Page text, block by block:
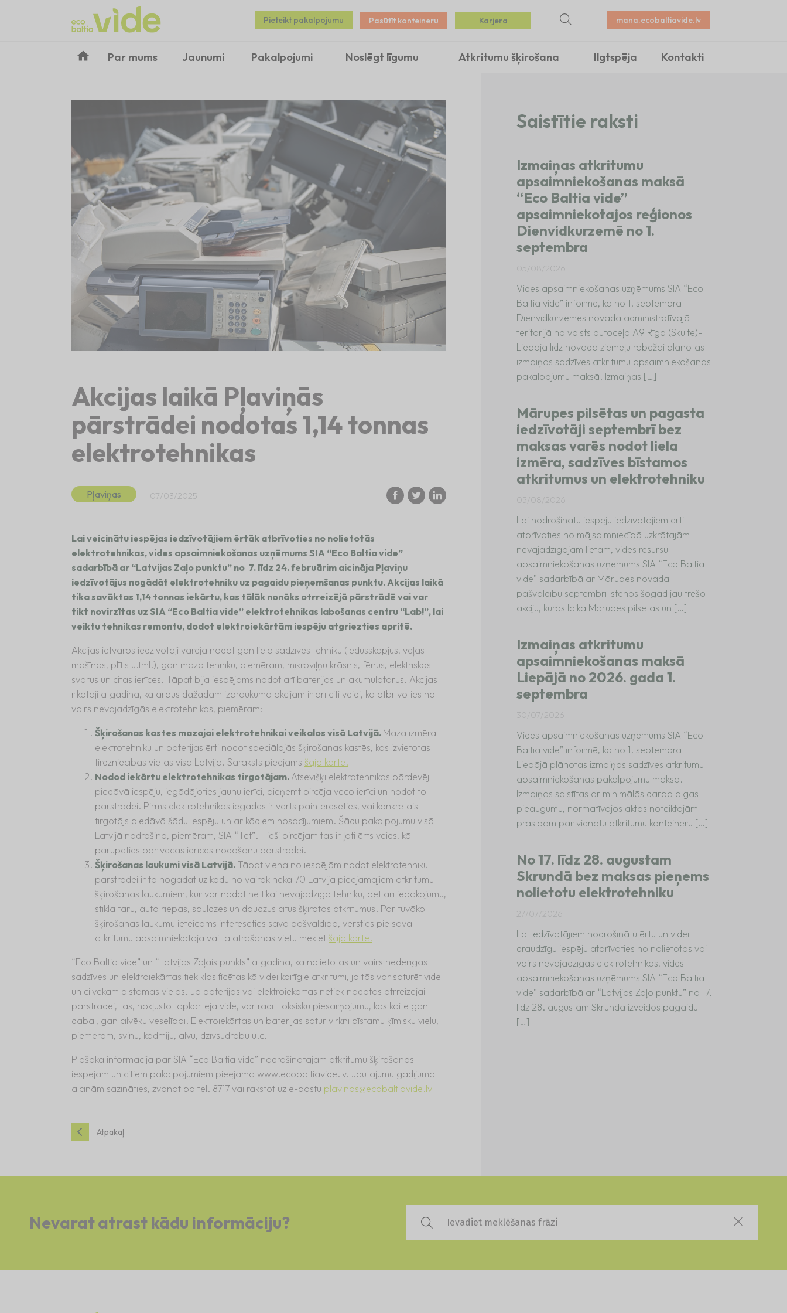
Pieteikt pakalpojumu Pasūtīt konteineru Karjera mana.ecobaltiavide.lv
Par mums Jaunumi Pakalpojumi Noslēgt līgumu Atkritumu šķirošana Ilgtspēja Kontakti
Akcijas laikā Pļaviņās
pārstrādei nodotas 1,14 tonnas
elektrotehnikas
Pļaviņas 07/03/2025
Lai veicinātu iespējas iedzīvotājiem ērtāk atbrīvoties no nolietotās
elektrotehnikas, vides apsaimniekošanas uzņēmums SIA “Eco Baltia vide”
sadarbībā ar “Latvijas Zaļo punktu” no 7. līdz 24. februārim aicināja Pļaviņu
iedzīvotājus nogādāt elektrotehniku uz pagaidu pieņemšanas punktu. Akcijas laikā
tika savāktas 1,14 tonnas iekārtu, kas tālāk nonāks otrreizējā pārstrādē vai var
tikt novirzītas uz SIA “Eco Baltia vide” elektrotehnikas labošanas centru “Lab!”, lai
veiktu tehnikas remontu, dodot elektroiekārtām iespēju atgriezties apritē.
Akcijas ietvaros iedzīvotāji varēja nodot gan lielo sadzīves tehniku (ledusskapjus, veļas
mašīnas, plītis u.tml.), gan mazo tehniku, piemēram, mikroviļņu krāsnis, fēnus, elektriskos
svarus un citas ierīces. Tāpat bija iespējams nodot arī baterijas un akumulatorus. Akcijas
rīkotāji atgādina, ka ārpus dažādām izbraukuma akcijām ir arī citi veidi, kā atbrīvoties no
vairs nevajadzīgās elektrotehnikas, piemēram:
Šķirošanas kastes mazajai elektrotehnikai veikalos visā Latvijā. Maza izmēra
elektrotehniku un baterijas ērti nodot speciālajās šķirošanas kastēs, kas izvietotas
tirdzniecības vietās visā Latvijā. Saraksts pieejams šajā kartē.
Nodod iekārtu elektrotehnikas tirgotājam. Atsevišķi elektrotehnikas pārdevēji
piedāvā iespēju, iegādājoties jaunu ierīci, pieņemt pircēja veco ierīci un nodot to
pārstrādei. Pirms elektrotehnikas iegādes ir vērts painteresēties, vai konkrētais
tirgotājs piedāvā šādu iespēju un ar kādiem nosacījumiem. Šādu pakalpojumu visā
Latvijā nodrošina, piemēram, SIA “Tet”. Tieši pircējam tas ir ļoti ērts veids, kā
parūpēties par vecās ierīces nodošanu pārstrādei.
Šķirošanas laukumi visā Latvijā. Tāpat viena no iespējām nodot elektrotehniku
pārstrādei ir to nogādāt uz kādu no vairāk nekā 70 Latvijā pieejamajiem atkritumu
šķirošanas laukumiem, kur var nodot ne tikai nevajadzīgo tehniku, bet arī iepakojumu,
stikla taru, auto riepas, spuldzes un daudzus citus šķirotos atkritumus. Par tuvāko
šķirošanas laukumu ieteicams interesēties savā pašvaldībā, vērsties pie sava
atkritumu apsaimniekotāja vai tā atrašanās vietu meklēt šajā kartē.
“Eco Baltia vide” un “Latvijas Zaļais punkts” atgādina, ka nolietotās un vairs nederīgās
sadzīves un elektroiekārtas tiek klasificētas kā videi kaitīgie atkritumi, jo tās var saturēt videi
un cilvēkam bīstamas vielas. Ja baterijas vai elektroiekārtas netiek nodotas otrreizējai
pārstrādei, tās, nokļūstot apkārtējā vidē, var radīt toksisku piesārņojumu, kas kaitē gan
dabai, gan cilvēku veselībai. Elektroiekārtas un baterijas satur virkni bīstamu ķīmisku vielu,
piemēram, svinu, kadmiju, alvu, dzīvsudrabu u.c.
Plašāka informācija par SIA “Eco Baltia vide” nodrošinātajām atkritumu šķirošanas
iespējām un citiem pakalpojumiem pieejama www.ecobaltiavide.lv. Jautājumu gadījumā
aicinām sazināties, zvanot pa tel. 8717 vai rakstot uz e-pastu plavinas@ecobaltiavide.lv
Atpakaļ
Saistītie raksti
Izmaiņas atkritumu
apsaimniekošanas maksā
“Eco Baltia vide”
apsaimniekotajos reģionos
Dienvidkurzemē no 1.
septembra
05/08/2026
Vides apsaimniekošanas uzņēmums SIA “Eco
Baltia vide” informē, ka no 1. septembra
Dienvidkurzemes novada administratīvajā
teritorijā no valsts autoceļa A9 Rīga (Skulte)-
Liepāja līdz novada ziemeļu robežai plānotas
izmaiņas sadzīves atkritumu apsaimniekošanas
pakalpojumu maksā. Izmaiņas […]
Mārupes pilsētas un pagasta
iedzīvotāji septembrī bez
maksas varēs nodot liela
izmēra, sadzīves bīstamos
atkritumus un elektrotehniku
05/08/2026
Lai nodrošinātu iespēju iedzīvotājiem ērti
atbrīvoties no mājsaimniecībā uzkrātajām
nevajadzīgajām lietām, vides resursu
apsaimniekošanas uzņēmums SIA “Eco Baltia
vide” sadarbībā ar Mārupes novada
pašvaldību septembrī īstenos šogad jau trešo
akciju, kuras laikā Mārupes pilsētas un […]
Izmaiņas atkritumu
apsaimniekošanas maksā
Liepājā no 2026. gada 1.
septembra
30/07/2026
Vides apsaimniekošanas uzņēmums SIA “Eco
Baltia vide” informē, ka no 1. septembra
Liepājā plānotas izmaiņas sadzīves atkritumu
apsaimniekošanas pakalpojumu maksā.
Izmaiņas saistītas ar minimālās darba algas
pieaugumu, normatīvajos aktos noteiktajām
prasībām par vienotu atkritumu konteineru […]
No 17. līdz 28. augustam
Skrundā bez maksas pieņems
nolietotu elektrotehniku
27/07/2026
Lai iedzīvotājiem nodrošinātu ērtu un videi
draudzīgu iespēju atbrīvoties no nolietotas vai
vairs nevajadzīgas elektrotehnikas, vides
apsaimniekošanas uzņēmums SIA “Eco Baltia
vide” sadarbībā ar “Latvijas Zaļo punktu” no 17.
līdz 28. augustam Skrundā izveidos pagaidu
[…]
Nevarat atrast kādu informāciju?